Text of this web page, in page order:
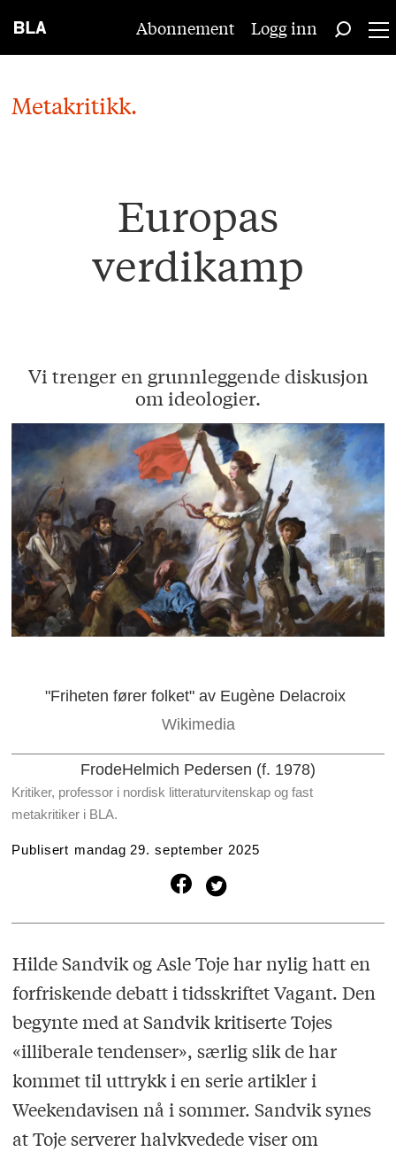
Abonnement Logg inn
Metakritikk.
Europas
verdikamp
Vi trenger en grunnleggende diskusjon
om ideologier.
"Friheten fører folket" av Eugène Delacroix
Wikimedia
FrodeHelmich Pedersen (f. 1978)
Kritiker, professor i nordisk litteraturvitenskap og fast
metakritiker i BLA.
Publisert mandag 29. september 2025
Hilde Sandvik og Asle Toje har nylig hatt en
forfriskende debatt i tidsskriftet Vagant. Den
begynte med at Sandvik kritiserte Tojes
«illiberale tendenser», særlig slik de har
kommet til uttrykk i en serie artikler i
Weekendavisen nå i sommer. Sandvik synes
at Toje serverer halvkvedede viser om